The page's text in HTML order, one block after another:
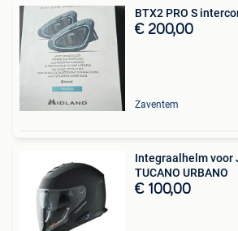
BTX2 PRO S
€ 200,00
Zaventem
Integraalhelm voor
TUCANO URBANO
€ 100,00